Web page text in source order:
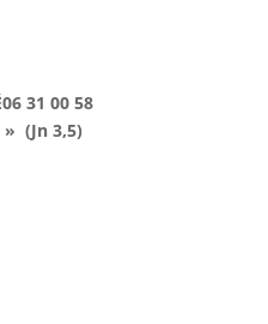
06 31 00 58
» (Jn 3,5)